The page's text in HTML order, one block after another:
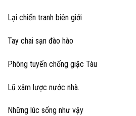
Lại chiến tranh biên giới
Tay chai sạn đào hào
Phòng tuyến chống giặc Tàu
Lũ xâm lược nước nhà.
Những lúc sống như vậy